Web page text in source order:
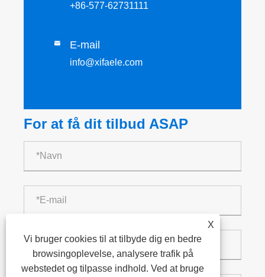
+86-577-62731111
 E-mail
info@xifaele.com
For at få dit tilbud ASAP
X
Vi bruger cookies til at tilbyde dig en bedre
browsingoplevelse, analysere trafik på
webstedet og tilpasse indhold. Ved at bruge